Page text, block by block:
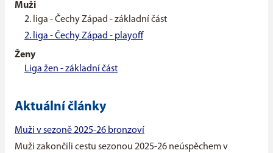
Muži
2. liga - Čechy Západ - základní část
2. liga - Čechy Západ - playoff
Ženy
Liga žen - základní část
Aktuální články
Muži v sezoně 2025-26 bronzoví
Muži zakončili cestu sezonou 2025-26 neúspěchem v